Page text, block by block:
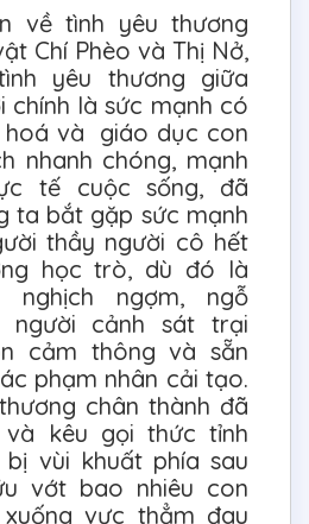
về tình yêu thương
Chí Phèo và Thị Nở,
yêu thương giữa
chính là sức mạnh có
hoá và giáo dục con
nhanh chóng, mạnh
tế cuộc sống, đã
ta bắt gặp sức mạnh
thầy người cô hết
học trò, dù đó là
ngợm, ngỗ
người cảnh sát trại
cảm thông và sẵn
phạm nhân cải tạo.
chân thành đã
kêu gọi thức tỉnh
vùi khuất phía sau
vớt bao nhiêu con
vực thẳm đau